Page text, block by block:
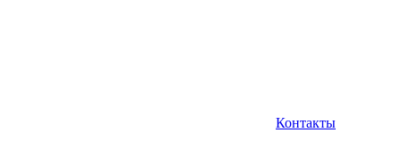
Контакты